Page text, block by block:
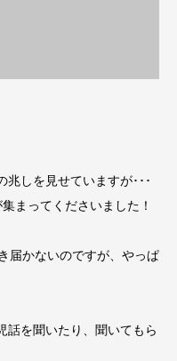
兆しを見せていますが･･･
まってくださいました！
届かないのですが、やっぱ
話を聞いたり、聞いてもら